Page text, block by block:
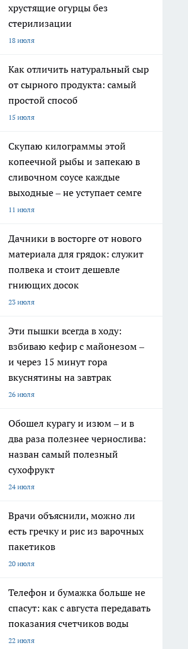
хрустящие огурцы без
стерилизации
18 июля
Как отличить натуральный сыр
от сырного продукта: самый
простой способ
15 июля
Скупаю килограммы этой
копеечной рыбы и запекаю в
сливочном соусе каждые
выходные – не уступает семге
11 июля
Дачники в восторге от нового
материала для грядок: служит
полвека и стоит дешевле
гниющих досок
23 июля
Эти пышки всегда в ходу:
взбиваю кефир с майонезом –
и через 15 минут гора
вкуснятины на завтрак
26 июля
Обошел курагу и изюм – и в
два раза полезнее чернослива:
назван самый полезный
сухофрукт
24 июля
Врачи объяснили, можно ли
есть гречку и рис из варочных
пакетиков
20 июля
Телефон и бумажка больше не
спасут: как с августа передавать
показания счетчиков воды
22 июля